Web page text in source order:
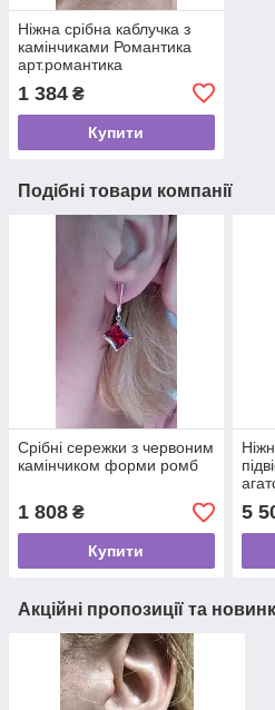
Ніжна срібна каблучка з
камінчиками Романтика
арт.романтика
1 384 ₴
Купити
Подібні товари компанії
Срібні сережки з червоним
камінчиком форми ромб
1 808 ₴
Купити
5
Акційні пропозиції та